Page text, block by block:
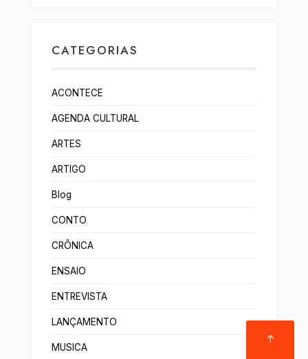
CATEGORIAS
ACONTECE
AGENDA CULTURAL
ARTES
ARTIGO
Blog
CONTO
CRÔNICA
ENSAIO
ENTREVISTA
LANÇAMENTO
MUSICA
↑